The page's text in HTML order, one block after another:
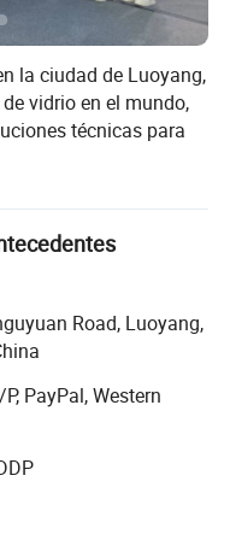
el rendimiento de
o cuadrados
(poli)
la ciudad de Luoyang,
vidrio en el mundo,
técnicas para
de
electrodomésticos,
podríamos
para automóviles
asegura la alta
en cada etapa de las
Road, Luoyang,
PayPal, Western